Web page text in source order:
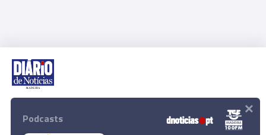
Rua Dr. Fernão de Ornelas, 56 - 3º
291 202 300
Podcasts ×